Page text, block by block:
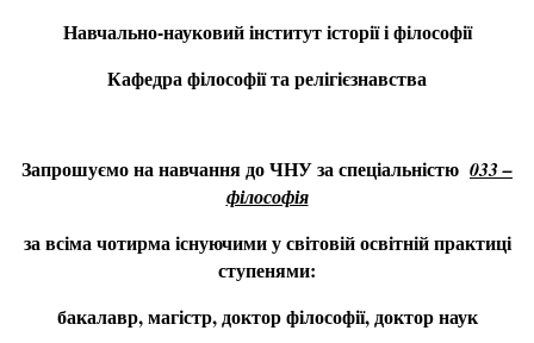
Навчально-науковий інститут історії і філософії
Кафедра філософії та релігієзнавства
Запрошуємо на навчання до ЧНУ за спеціальністю 033 –
філософія
за всіма чотирма існуючими у світовій освітній практиці
ступенями:
бакалавр, магістр, доктор філософії, доктор наук